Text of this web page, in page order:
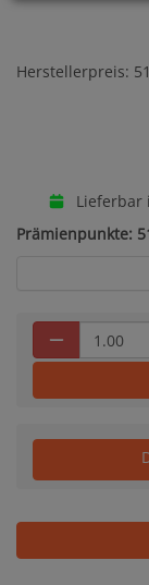
Herstellerpreis:
Lieferbar
Prämienpunkte: